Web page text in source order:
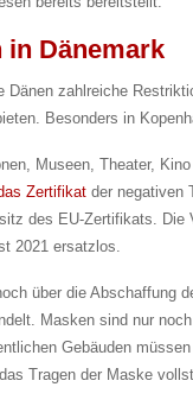
Dänemark
Dänen zahlreiche
Besonders in
Museen, Theater,
Zertifikat der negativen
des EU-Zertifikats.
2021 ersatzlos.
über die Abschaffung
Masken sind nur
Gebäuden
Tragen der Maske